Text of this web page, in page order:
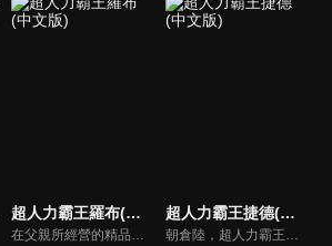
超人力霸王羅布(中文版)
在父親所經營的精品店工作的湊活海和大學生的湊勇海兩兄弟，突如其來地遭遇到出現在這座城市的巨大未知生物 = 怪獸襲擊！於是兩人藉由羅布迴轉儀、羅布水晶之力變身成超人力霸王，開始保衛地球而戰！超人羅索、超人布魯的戰鬥即將開始！
超人力霸王捷德(中文版)
朝倉陸，超人力霸王貝利亞的遺傳因子繼承者。在巨大怪獸骷髏哥摩拉的襲擊下逃跑的朝倉陸與夥伴貝加，發現位於地下500公尺的謎之祕密基地。基地的報告管理系統・蕾姆將「Geed Riser」與「Ultra 膠囊」給予了陸，自幼憧憬著英雄的他，決意融合變身成超人力霸王捷德。